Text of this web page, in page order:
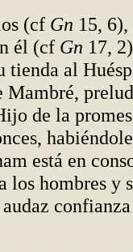
(cf Gn 15,
él (cf Gn 17,
tienda al
Mambré,
de la
está en
los hombres y